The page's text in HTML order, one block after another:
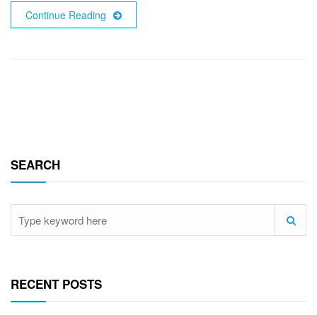
Continue Reading
SEARCH
RECENT POSTS